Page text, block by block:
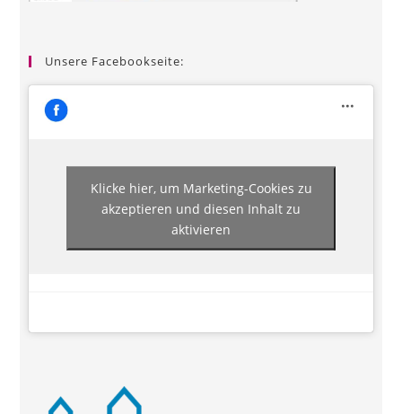
Unsere Facebookseite:
Klicke hier, um Marketing-Cookies zu
akzeptieren und diesen Inhalt zu
aktivieren